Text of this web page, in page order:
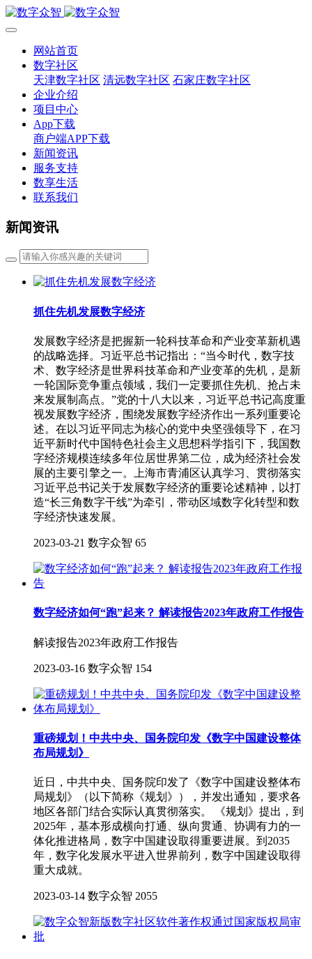
网站首页
数字社区
天津数字社区 清远数字社区 石家庄数字社区
企业介绍
项目中心
App下载
商户端APP下载
新闻资讯
服务支持
数享生活
联系我们
新闻资讯
抓住先机发展数字经济
发展数字经济是把握新一轮科技革命和产业变革新机遇
的战略选择。习近平总书记指出：“当今时代，数字技
术、数字经济是世界科技革命和产业变革的先机，是新
一轮国际竞争重点领域，我们一定要抓住先机、抢占未
来发展制高点。”党的十八大以来，习近平总书记高度重
视发展数字经济，围绕发展数字经济作出一系列重要论
述。在以习近平同志为核心的党中央坚强领导下，在习
近平新时代中国特色社会主义思想科学指引下，我国数
字经济规模连续多年位居世界第二位，成为经济社会发
展的主要引擎之一。上海市青浦区认真学习、贯彻落实
习近平总书记关于发展数字经济的重要论述精神，以打
造“长三角数字干线”为牵引，带动区域数字化转型和数
字经济快速发展。
2023-03-21 数字众智 65
数字经济如何“跑”起来？ 解读报告2023年政府工作报告
解读报告2023年政府工作报告
2023-03-16 数字众智 154
重磅规划！中共中央、国务院印发《数字中国建设整体
布局规划》
近日，中共中央、国务院印发了《数字中国建设整体布
局规划》（以下简称《规划》），并发出通知，要求各
地区各部门结合实际认真贯彻落实。 《规划》提出，到
2025年，基本形成横向打通、纵向贯通、协调有力的一
体化推进格局，数字中国建设取得重要进展。到2035
年，数字化发展水平进入世界前列，数字中国建设取得
重大成就。
2023-03-14 数字众智 2055